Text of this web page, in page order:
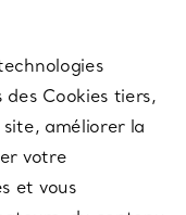
des Cookies tiers,
améliorer la
votre
et vous